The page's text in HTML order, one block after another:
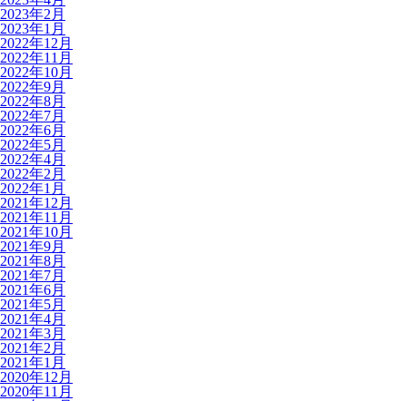
2023年2月
2023年1月
2022年12月
2022年11月
2022年10月
2022年9月
2022年8月
2022年7月
2022年6月
2022年5月
2022年4月
2022年2月
2022年1月
2021年12月
2021年11月
2021年10月
2021年9月
2021年8月
2021年7月
2021年6月
2021年5月
2021年4月
2021年3月
2021年2月
2021年1月
2020年12月
2020年11月